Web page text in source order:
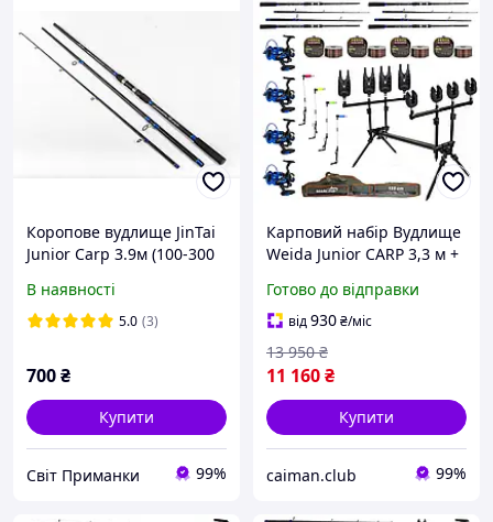
Коропове вудлище JinTai
Junior Carp 3.9м (100-300
В наявності
5.0 (3)
700₴
Купити
Світ Приманки 99%
Карповий набір Вудлище
Weida Junior CARP 3,3 м +
Вудлища + Свінгери +
Сигналізатори
Готово до відправки
від930₴/міс
11 160₴
13 950 ₴
Купити
caiman.club 99%